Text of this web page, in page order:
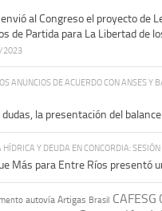
al Congreso el proyecto de
de Partida para La Libertad de
2023
ANUNCIOS DE ACUERDO CON ANSES Y
la presentación del balance
Y DEUDA EN CONCORDIA: SESIÓN
Más para Entre Ríos presentó
autovía Artigas Brasil CAFESG